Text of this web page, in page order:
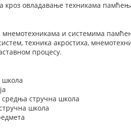
кроз овладавање техникама
и системима
техника акростиха,
процесу.
школа
стручна школа
школа